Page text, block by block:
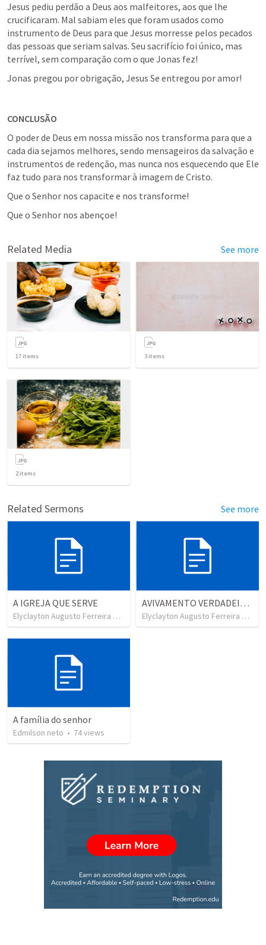
Jesus pediu perdão a Deus aos malfeitores, aos que lhe
crucificaram. Mal sabiam eles que foram usados como
instrumento de Deus para que Jesus morresse pelos pecados
das pessoas que seriam salvas. Seu sacrifício foi único, mas
terrível, sem comparação com o que Jonas fez!
Jonas pregou por obrigação, Jesus Se entregou por amor!
CONCLUSÃO
O poder de Deus em nossa missão nos transforma para que a
cada dia sejamos melhores, sendo mensageiros da salvação e
instrumentos de redenção, mas nunca nos esquecendo que Ele
faz tudo para nos transformar à imagem de Cristo.
Que o Senhor nos capacite e nos transforme!
Que o Senhor nos abençoe!
Related Media See more
17 items 3 items
2items
Related Sermons See more
A IGREJA QUE SERVE
Elyclayton Augusto Ferreira de Souza - OPBB •58views
AVIVAMENTO VERDADEIRO:
Elyclayton Augusto Ferreira de Souza - OPBB
A família do senhor
Edmilson neto • 74views